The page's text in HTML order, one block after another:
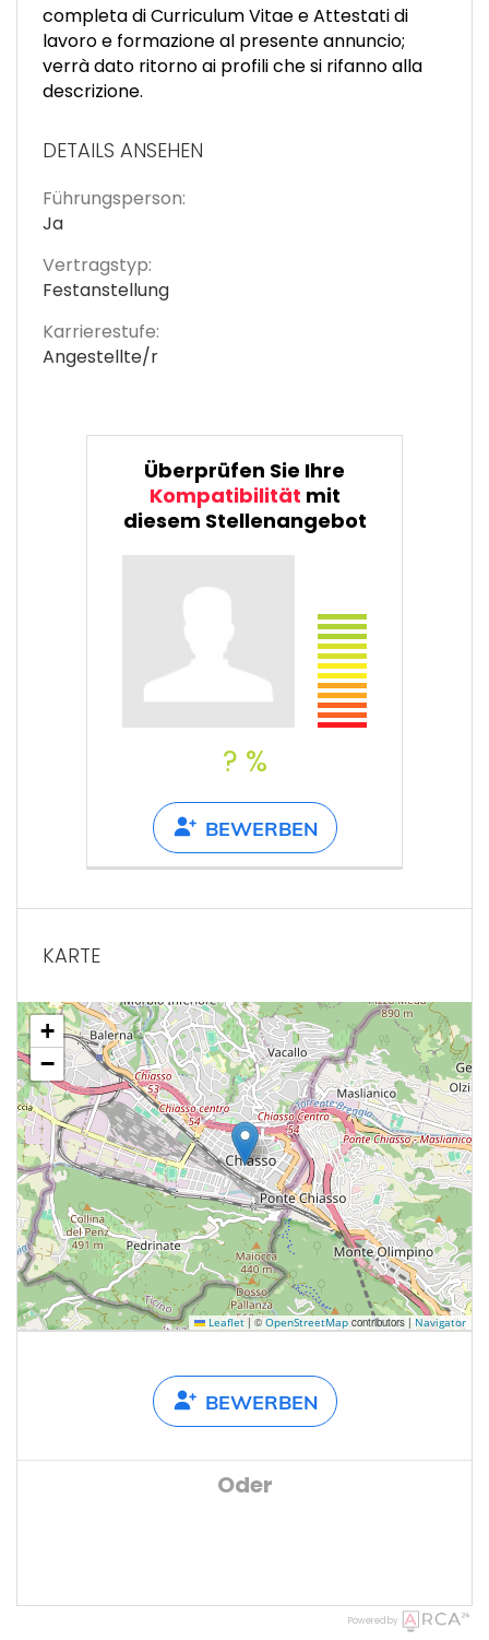
completa di Curriculum Vitae e Attestati di
lavoro e formazione al presente annuncio;
verrà dato ritorno ai profili che si rifanno alla
descrizione.
DETAILS ANSEHEN
Führungsperson:
Ja
Vertragstyp:
Festanstellung
Karrierestufe:
Angestellte/r
Überprüfen Sie Ihre
Kompatibilität mit
diesem Stellenangebot
? %
BEWERBEN
KARTE
+
−
Leaflet |©OpenStreetMapcontributors |Navigator
BEWERBEN
Oder
Powered by